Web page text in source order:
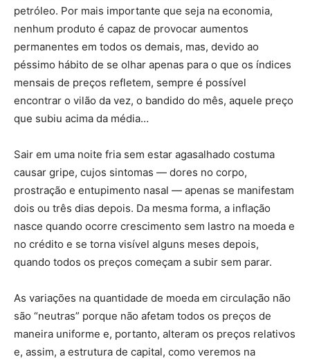
petróleo. Por mais importante que seja na economia,
nenhum produto é capaz de provocar aumentos
permanentes em todos os demais, mas, devido ao
péssimo hábito de se olhar apenas para o que os índices
mensais de preços refletem, sempre é possível
encontrar o vilão da vez, o bandido do mês, aquele preço
que subiu acima da média…
Sair em uma noite fria sem estar agasalhado costuma
causar gripe, cujos sintomas — dores no corpo,
prostração e entupimento nasal — apenas se manifestam
dois ou três dias depois. Da mesma forma, a inflação
nasce quando ocorre crescimento sem lastro na moeda e
no crédito e se torna visível alguns meses depois,
quando todos os preços começam a subir sem parar.
As variações na quantidade de moeda em circulação não
são “neutras” porque não afetam todos os preços de
maneira uniforme e, portanto, alteram os preços relativos
e, assim, a estrutura de capital, como veremos na